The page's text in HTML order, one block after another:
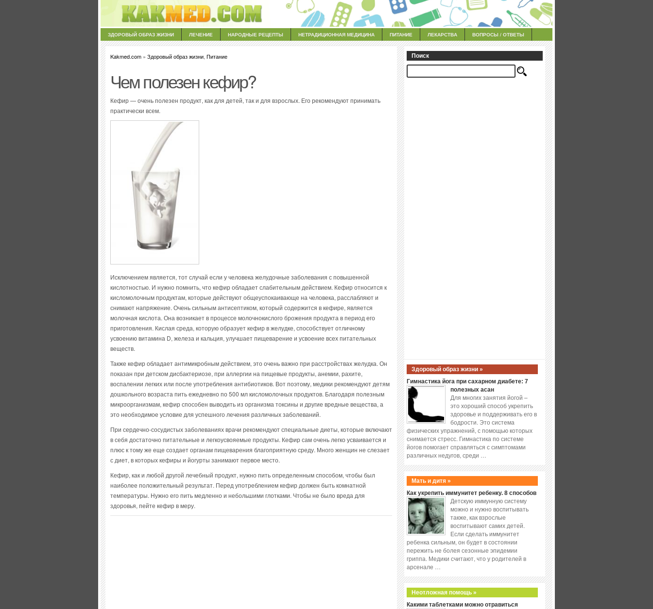
ЗДОРОВЫЙ ОБРАЗ ЖИЗНИ ЛЕЧЕНИЕ НАРОДНЫЕ РЕЦЕПТЫ НЕТРАДИЦИОННАЯ МЕДИЦИНА ПИТАНИЕ ЛЕКАРСТВА ВОПРОСЫ / ОТВЕТЫ
Kakmed.com » Здоровый образ жизни, Питание
Чем полезен кефир?
Кефир — очень полезен продукт, как для детей, так и для взрослых. Его рекомендуют принимать
практически всем.
Исключением является, тот случай если у человека желудочные заболевания с повышенной
кислотностью. И нужно помнить, что кефир обладает слабительным действием. Кефир относится к
кисломолочным продуктам, которые действуют общеуспокаивающе на человека, расслабляют и
снимают напряжение. Очень сильным антисептиком, который содержится в кефире, является
молочная кислота. Она возникает в процессе молочнокислого брожения продукта в период его
приготовления. Кислая среда, которую образует кефир в желудке, способствует отличному
усвоению витамина D, железа и кальция, улучшает пищеварение и усвоение всех питательных
веществ.
Также кефир обладает антимикробным действием, это очень важно при расстройствах желудка. Он
показан при детском дисбактериозе, при аллергии на пищевые продукты, анемии, рахите,
воспалении легких или после употребления антибиотиков. Вот поэтому, медики рекомендуют детям
дошкольного возраста пить ежедневно по 500 мл кисломолочных продуктов. Благодаря полезным
микроорганизмам, кефир способен выводить из организма токсины и другие вредные вещества, а
это необходимое условие для успешного лечения различных заболеваний.
При сердечно-сосудистых заболеваниях врачи рекомендуют специальные диеты, которые включают
в себя достаточно питательные и легкоусвояемые продукты. Кефир сам очень легко усваивается и
плюс к тому же еще создает органам пищеварения благоприятную среду. Много женщин не слезает
с диет, в которых кефиры и йогурты занимают первое место.
Кефир, как и любой другой лечебный продукт, нужно пить определенным способом, чтобы был
наиболее положительный результат. Перед употреблением кефир должен быть комнатной
температуры. Нужно его пить медленно и небольшими глотками. Чтобы не было вреда для
здоровья, пейте кефир в меру.
Поиск
Здоровый образ жизни »
Гимнастика йога при сахарном диабете: 7
полезных асан
Для многих занятия йогой –
это хороший способ укрепить
здоровье и поддерживать его в
бодрости. Это система
физических упражнений, с помощью которых
снимается стресс. Гимнастика по системе
йогов помогает справляться с симптомами
различных недугов, среди …
Мать и дитя »
Как укрепить иммунитет ребенку. 8 способов
Детскую иммунную систему
можно и нужно воспитывать
также, как взрослые
воспитывают самих детей.
Если сделать иммунитет
ребенка сильным, он будет в состоянии
пережить не болея сезонные эпидемии
гриппа. Медики считают, что у родителей в
арсенале …
Неотложная помощь »
Какими таблетками можно отравиться